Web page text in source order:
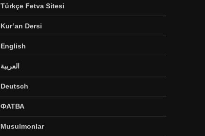
Türkçe Fetva Sitesi
Kur’an Dersi
English
العربية
Deutsch
ФАТВА
Musulmonlar